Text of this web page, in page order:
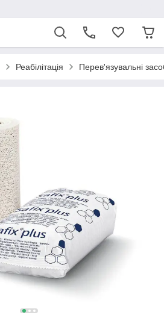
Реабілітація Перев'язувальні